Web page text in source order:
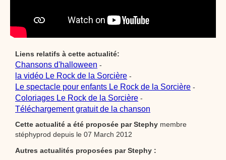
Liens relatifs à cette actualité:
Chansons d'halloween -
la vidéo Le Rock de la Sorcière -
Le spectacle pour enfants Le Rock de la Sorcière -
Coloriages Le Rock de la Sorcière -
Téléchargement gratuit de la chanson
Cette actualité a été proposée parStephy membre
stéphyprod depuis le 07 March 2012
Autres actualités proposées par Stephy :